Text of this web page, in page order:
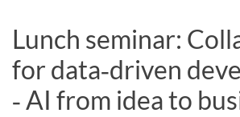
Other search services
Courses and programmes Syllabus
Job vacancies
Lunch seminar:
for data‑driven
‑ AI from idea to